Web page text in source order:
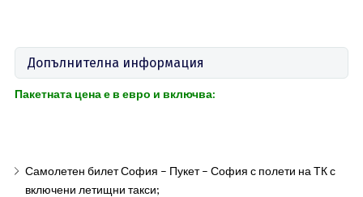
Допълнителна информация
Пакетната ценае в евро и включва:
Самолетен билет София – Пукет – София с полети на ТК с
включени летищни такси;